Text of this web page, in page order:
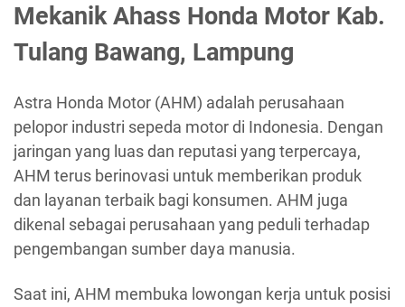
Mekanik Ahass Honda Motor Kab.
Tulang Bawang, Lampung
Astra Honda Motor (AHM) adalah perusahaan
pelopor industri sepeda motor di Indonesia. Dengan
jaringan yang luas dan reputasi yang terpercaya,
AHM terus berinovasi untuk memberikan produk
dan layanan terbaik bagi konsumen. AHM juga
dikenal sebagai perusahaan yang peduli terhadap
pengembangan sumber daya manusia.
Saat ini, AHM membuka lowongan kerja untuk posisi